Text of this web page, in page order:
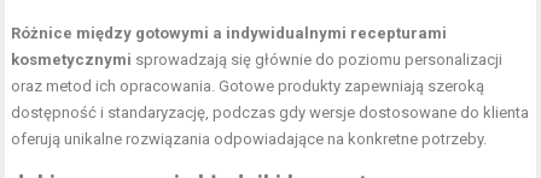
Różnice między gotowymi a indywidualnymi recepturami
kosmetycznymi sprowadzają się głównie do poziomu personalizacji
oraz metod ich opracowania. Gotowe produkty zapewniają szeroką
dostępność i standaryzację, podczas gdy wersje dostosowane do klienta
oferują unikalne rozwiązania odpowiadające na konkretne potrzeby.